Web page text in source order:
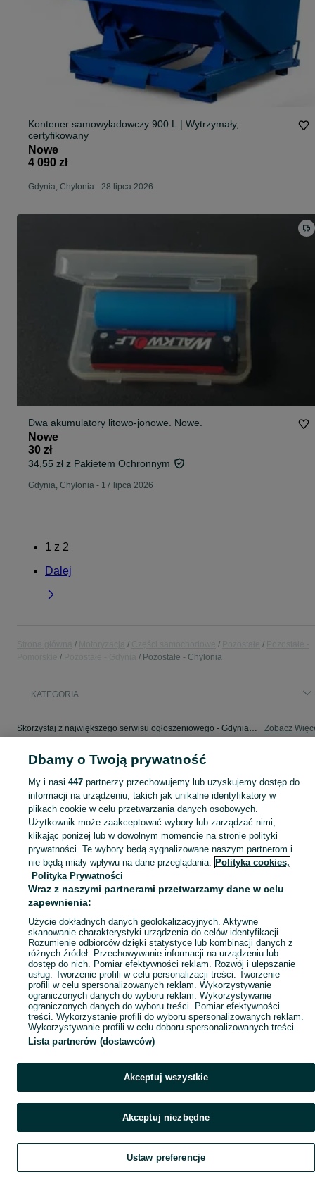
Kontener samowyładowczy 900 L | Wytrzymały,
certyfikowany
Nowe
4 090 zł
Gdynia, Chylonia - 28 lipca 2026
Dwa akumulatory litowo-jonowe. Nowe.
Nowe
30 zł
34,55 zł z Pakietem Ochronnym
Gdynia, Chylonia - 17 lipca 2026
1 z 2
Dalej
Pozostałe - Chylonia
KATEGORIA
Skorzystaj z największego serwisu ogłoszeniowego - Gdynia i okolice! - kupuj lub sprzedawaj jeszcze wygodniej w kategorii Pozostałe! Zobacz
Mapa kategorii
Mapa miejscowości
Mapa ministron
Popularne wyszukiwania
Szukaj Obserwujesz Dodaj Czat Konto
Dbamy o Twoją prywatność
My i nasi 447partnerzy przechowujemy lub uzyskujemy dostęp do
informacji na urządzeniu, takich jak unikalne identyfikatory w
plikach cookie w celu przetwarzania danych osobowych.
Użytkownik może zaakceptować wybory lub zarządzać nimi,
klikając poniżej lub w dowolnym momencie na stronie polityki
prywatności. Te wybory będą sygnalizowane naszym partnerom i
nie będą miały wpływu na dane przeglądania. Polityka cookies,
Polityka Prywatności
Wraz z naszymi partnerami przetwarzamy dane w celu
zapewnienia:
Użycie dokładnych danych geolokalizacyjnych. Aktywne
skanowanie charakterystyki urządzenia do celów identyfikacji.
Rozumienie odbiorców dzięki statystyce lub kombinacji danych z
różnych źródeł. Przechowywanie informacji na urządzeniu lub
dostęp do nich. Pomiar efektywności reklam. Rozwój i ulepszanie
usług. Tworzenie profili w celu personalizacji treści. Tworzenie
profili w celu spersonalizowanych reklam. Wykorzystywanie
ograniczonych danych do wyboru reklam. Wykorzystywanie
ograniczonych danych do wyboru treści. Pomiar efektywności
treści. Wykorzystanie profili do wyboru spersonalizowanych reklam.
Wykorzystywanie profili w celu doboru spersonalizowanych treści.
Lista partnerów (dostawców)
Akceptuj wszystkie
Akceptuj niezbędne
Ustaw preferencje